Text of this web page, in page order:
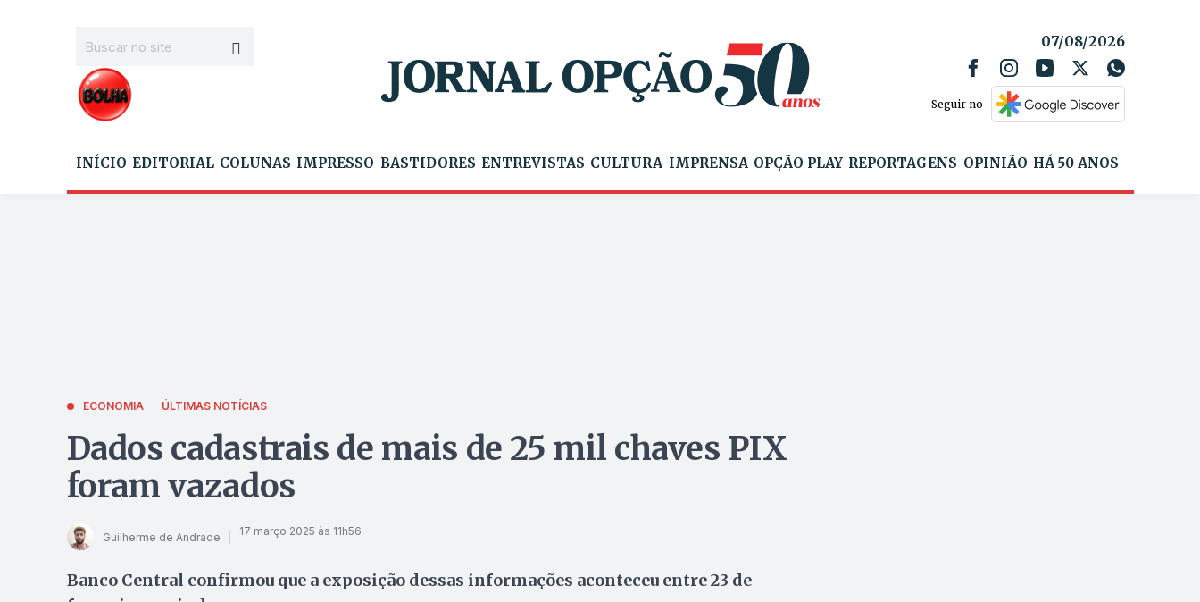
07/08/2026
Seguir no
INÍCIO EDITORIAL COLUNAS IMPRESSO BASTIDORES ENTREVISTAS CULTURA IMPRENSA OPÇÃO PLAY REPORTAGENS OPINIÃO HÁ 50 ANOS
ECONOMIA ÚLTIMAS NOTÍCIAS
Dados cadastrais de mais de 25 mil chaves PIX
foram vazados
Guilherme de Andrade 17 março 2025 às 11h56
Banco Central confirmou que a exposição dessas informações aconteceu entre 23 de